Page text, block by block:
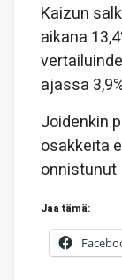
Kaizun
aikana
ajassa
Joidenkin
osakkeita
onnistunut
Jaa tämä: